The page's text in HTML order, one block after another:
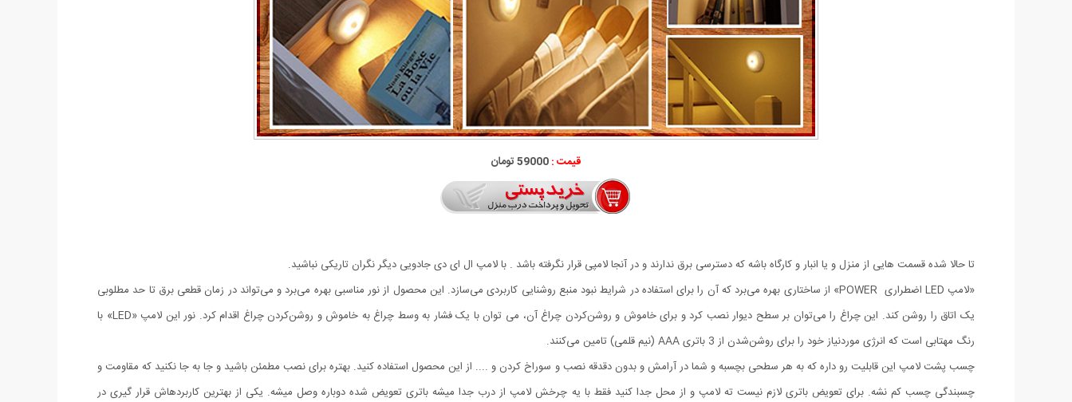
قیمت :59000 تومان
تا حالا شده قسمت هایی از منزل و یا انبار و کارگاه باشه که دسترسی برق ندارند و در آنجا لامپی قرار نگرفته باشد . با لامپ ال ای دی جادویی دیگر نگران تاریکی نباشید.
«لامپ LED اضطراری POWER» از ساختاری بهره می‌برد که آن را برای استفاده در شرایط نبود منبع روشنایی کاربردی می‌سازد. این محصول از نور مناسبی بهره می‌برد و می‌تواند در زمان قطعی برق تا حد مطلوبی
یک اتاق را روشن کند. این چراغ‌ را می‌توان بر سطح دیوار نصب کرد و برای خاموش و روشن‌کردن چراغ آن، می توان با یک فشار به وسط چراغ به خاموش و روشن‌کردن چراغ اقدام کرد. نور این لامپ «LED» با
رنگ مهتابی است که انرژی موردنیاز خود را برای روشن‌شدن از 3 باتری AAA (نیم قلمی) تامین می‌کنند.
چسب پشت لامپ این قابلیت رو داره که به هر سطحی بچسبه و شما در آرامش و بدون دقدقه نصب و سوراخ کردن و .... از این محصول استفاده کنید. بهتره برای نصب مطمئن باشید و جا به جا نکنید که مقاومت و
چسبندگی چسب کم نشه. برای تعویض باتری لازم نیست ته لامپ و از محل جدا کنید فقط با یه چرخش لامپ از درب جدا میشه باتری تعویض شده دوباره وصل میشه. یکی از بهترین کاربردهاش قرار گیری در